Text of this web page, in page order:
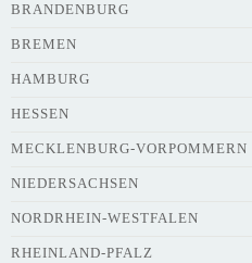
Webseite
Kurze
BRANDENBURG
BREMEN
HAMBURG
HESSEN
MECKLENBURG-VORPOMMERN
NIEDERSACHSEN
NORDRHEIN-WESTFALEN
RHEINLAND-PFALZ